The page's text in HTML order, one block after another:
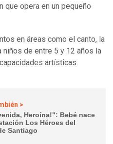
que opera en un pequeño
en áreas como el canto, la
niños de entre 5 y 12 años la
artísticas.
>
Heroína!": Bebé nace
Los Héroes del
Santiago